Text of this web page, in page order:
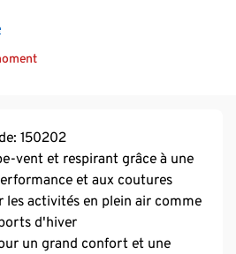
150202
vent et respirant grâce à une
et aux coutures
les activités en plein air comme
d'hiver
un grand confort et une